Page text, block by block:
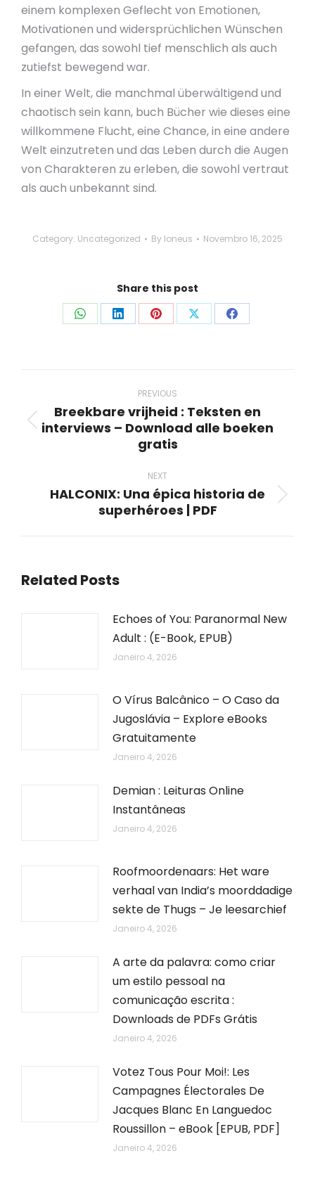
einem komplexen Geflecht von Emotionen,
Motivationen und widersprüchlichen Wünschen
gefangen, das sowohl tief menschlich als auch
zutiefst bewegend war.
In einer Welt, die manchmal überwältigend und
chaotisch sein kann, buch Bücher wie dieses eine
willkommene Flucht, eine Chance, in eine andere
Welt einzutreten und das Leben durch die Augen
von Charakteren zu erleben, die sowohl vertraut
als auch unbekannt sind.
Category: Uncategorized By loneus Novembro 16, 2025
Share this post
Share Share Share Share Share
PREVIOUS
Previous
post:
Breekbare vrijheid : Teksten en
interviews – Download alle boeken
gratis
NEXT
Next
HALCONIX: Una épica historia de
superhéroes | PDF
Related Posts
Echoes of You: Paranormal New
Adult : (E-Book, EPUB)
Janeiro 4, 2026
O Vírus Balcânico – O Caso da
Jugoslávia – Explore eBooks
Gratuitamente
Janeiro 4, 2026
Demian : Leituras Online
Instantâneas
Janeiro 4, 2026
Roofmoordenaars: Het ware
verhaal van India’s moorddadige
sekte de Thugs – Je leesarchief
Janeiro 4, 2026
A arte da palavra: como criar
um estilo pessoal na
comunicação escrita :
Downloads de PDFs Grátis
Janeiro 4, 2026
Votez Tous Pour Moi!: Les
Campagnes Électorales De
Jacques Blanc En Languedoc
Roussillon – eBook [EPUB, PDF]
Janeiro 4, 2026